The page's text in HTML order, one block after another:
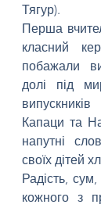
Тягур).
Перша
класний
побажали
долі під
Капаци та
напутні
своїх дітей
Радість,
кожного з